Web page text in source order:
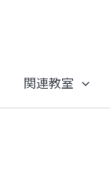
関連教室